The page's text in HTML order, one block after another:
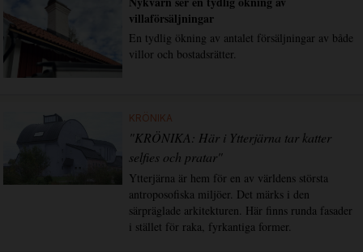
villaförsäljningar
En tydlig ökning av antalet försäljningar av både
villor och bostadsrätter.
KRÖNIKA
"KRÖNIKA: Här i Ytterjärna tar katter
selfies och pratar"
Ytterjärna är hem för en av världens största
antroposofiska miljöer. Det märks i den
särpräglade arkitekturen. Här finns runda fasader
i stället för raka, fyrkantiga former.